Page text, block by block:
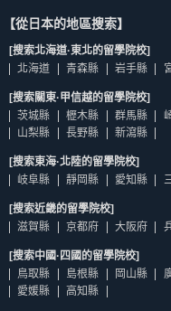
【從日本的地區搜索】
[搜索北海道·東北的留學院校]
北海道
青森縣 岩手縣
[搜索關東·甲信越的留學院校]
茨城縣
櫪木縣 群馬縣
山梨縣
長野縣 新瀉縣
[搜索東海·北陸的留學院校]
岐阜縣
靜岡縣 愛知縣
[搜索近畿的留學院校]
滋賀縣
京都府 大阪府
[搜索中國·四國的留學院校]
鳥取縣
島根縣 岡山縣
愛媛縣
高知縣